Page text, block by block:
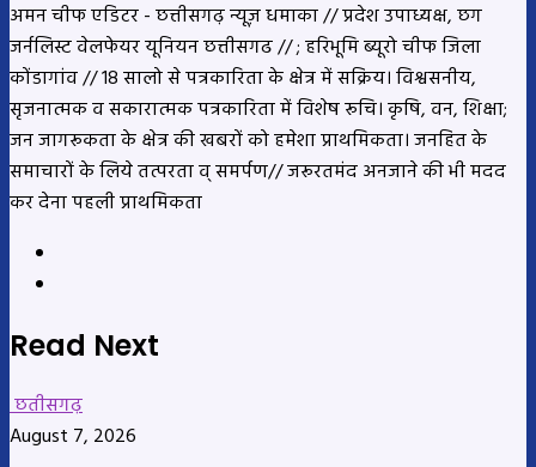
अमन चीफ एडिटर - छत्तीसगढ़ न्यूज़ धमाका // प्रदेश उपाध्यक्ष, छग
जर्नलिस्ट वेलफेयर यूनियन छत्तीसगढ // ; हरिभूमि ब्यूरो चीफ जिला
कोंडागांव // 18 सालो से पत्रकारिता के क्षेत्र में सक्रिय। विश्वसनीय,
सृजनात्मक व सकारात्मक पत्रकारिता में विशेष रूचि। कृषि, वन, शिक्षा;
जन जागरूकता के क्षेत्र की खबरों को हमेशा प्राथमिकता। जनहित के
समाचारों के लिये तत्परता व् समर्पण// जरूरतमंद अनजाने की भी मदद
कर देना पहली प्राथमिकता
Read Next
छतीसगढ़
August 7, 2026